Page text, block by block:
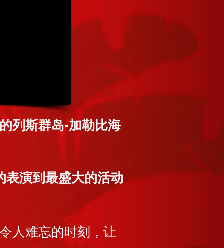
列斯群岛-加勒比海
表演到最盛大的活动
人难忘的时刻，让